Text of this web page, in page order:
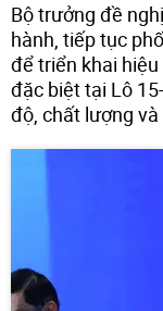
Bộ trưởng đề
hành, tiếp tục
để triển khai
đặc biệt tại Lô
độ, chất lượng